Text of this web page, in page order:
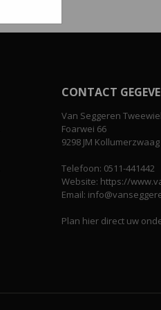
CONTACT
Van Seggeren
Foarwei 66
9298 JM Kollumerzwaag
Telefoon: 0511-441442
Website: https://
Email:
Plan hier direct uw